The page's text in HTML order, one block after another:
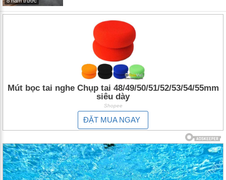
Mút bọc tai nghe Chụp tai 48/49/50/51/52/53/54/55mm
siêu dày
Shopee
ĐẶT MUA NGAY